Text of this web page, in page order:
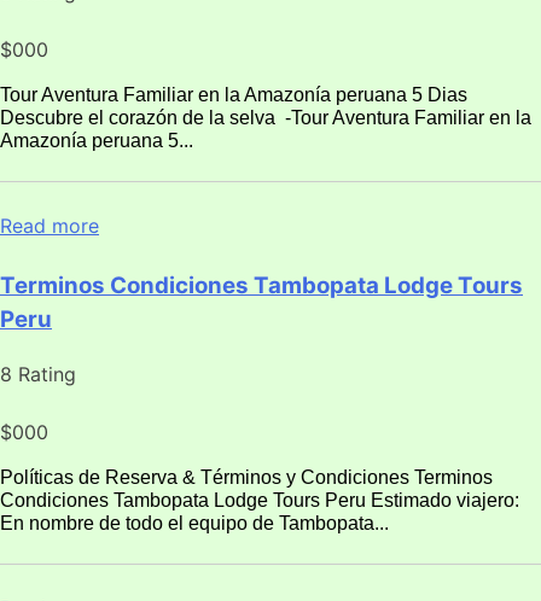
$000
Tour Aventura Familiar en la Amazonía peruana 5 Dias
Descubre el corazón de la selva -Tour Aventura Familiar en la
Amazonía peruana 5...
Read more
Terminos Condiciones Tambopata Lodge Tours
Peru
8 Rating
$000
Políticas de Reserva & Términos y Condiciones Terminos
Condiciones Tambopata Lodge Tours Peru Estimado viajero:
En nombre de todo el equipo de Tambopata...